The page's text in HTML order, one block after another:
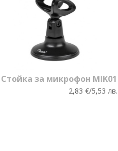
Стойка за микрофон MIK01
2,83 €/5,53 лв.